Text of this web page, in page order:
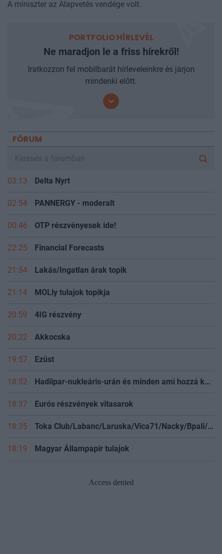
A miniszter az Alapvetés vendége volt.
PORTFOLIO HÍRLEVÉL
Ne maradjon le a friss hírekről!
Iratkozzon fel mobilbarát hírleveleinkre és járjon
mindenki előtt.
FÓRUM
03:13 Delta Nyrt
02:54 PANNERGY - moderalt
00:46 OTP részvényesek ide!
22:25 Financial Forecasts
21:54 Lakás/Ingatlan árak topik
21:14 MOLly tulajok topikja
20:59 4IG részvény
20:22 Akkocska
19:57 Ezüst
18:52 Hadiipar-nukleáris-urán és minden ami hozzá kapcsolódik
18:37 Eurós részvények vitasarok
18:35 Toka Club/Labanc/Laruska/Vica71/Nacky/Bpali/Oldrider/Josefernando/Mcbull/Kawaszabi
18:19 Magyar Állampapír tulajok